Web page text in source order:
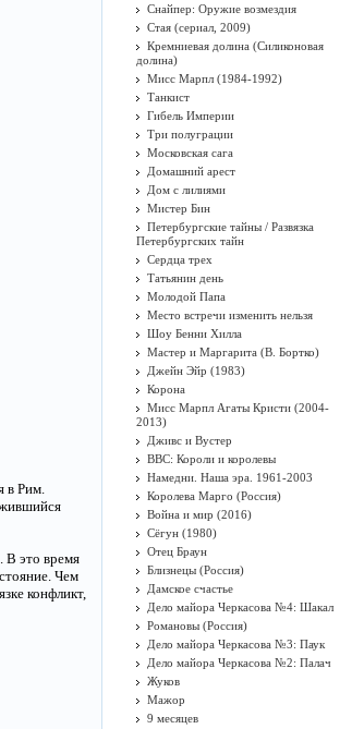
в Рим.
В это время
Чем
конфликт,
Снайпер: Оружие возмездия
Стая (сериал, 2009)
Кремниевая долина (Силиконовая
долина)
Мисс Марпл (1984-1992)
Танкист
Гибель Империи
Три полуграции
Московская сага
Домашний арест
Дом с лилиями
Мистер Бин
Петербургские тайны / Развязка
Петербургских тайн
Сердца трех
Татьянин день
Молодой Папа
Место встречи изменить нельзя
Шоу Бенни Хилла
Мастер и Маргарита (В. Бортко)
Джейн Эйр (1983)
Корона
Мисс Марпл Агаты Кристи (2004-
2013)
Дживс и Вустер
BBC: Короли и королевы
Намедни. Наша эра. 1961-2003
Королева Марго (Россия)
Война и мир (2016)
Сёгун (1980)
Отец Браун
Близнецы (Россия)
Дамское счастье
Дело майора Черкасова №4: Шакал
Романовы (Россия)
Дело майора Черкасова №3: Паук
Дело майора Черкасова №2: Палач
Жуков
Мажор
9 месяцев